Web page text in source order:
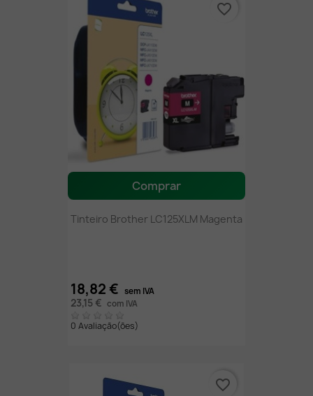
Comprar
Tinteiro Brother LC125XLM Magenta
18,82 € sem IVA
23,15 € com IVA
0 Avaliação(ões)
favorite_border
favorite_border